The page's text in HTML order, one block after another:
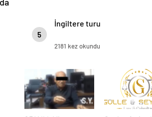
5
25 Yıllık Miras
Şanlıurfa